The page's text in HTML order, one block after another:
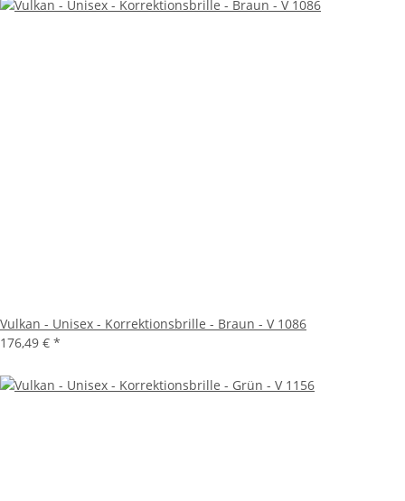
Vulkan - Unisex - Korrektionsbrille - Braun - V 1086
176,49 € *